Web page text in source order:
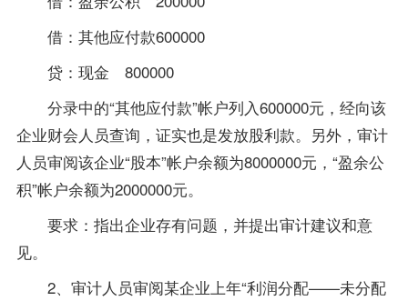
借：其他应付款600000
贷：现金 800000
分录中的“其他应付款”帐户列入600000元，经向该
企业财会人员查询，证实也是发放股利款。另外，审计
人员审阅该企业“股本”帐户余额为8000000元，“盈余公
积”帐户余额为2000000元。
要求：指出企业存有问题，并提出审计建议和意
见。
2、审计人员审阅某企业上年“利润分配——未分配